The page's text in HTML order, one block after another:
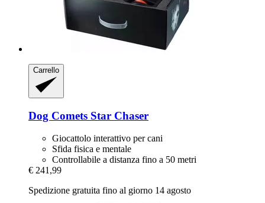
Carrello
Dog Comets Star Chaser
Giocattolo interattivo per cani
Sfida fisica e mentale
Controllabile a distanza fino a 50 metri
€ 241,99
Spedizione gratuita fino al giorno 14 agosto